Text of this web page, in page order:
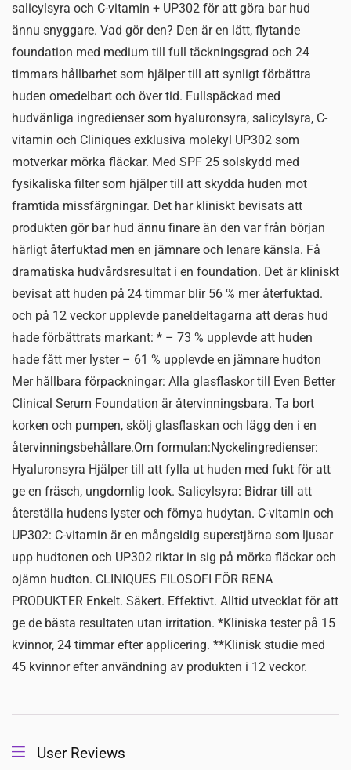
salicylsyra och C-vitamin + UP302 för att göra bar hud
ännu snyggare. Vad gör den? Den är en lätt, flytande
foundation med medium till full täckningsgrad och 24
timmars hållbarhet som hjälper till att synligt förbättra
huden omedelbart och över tid. Fullspäckad med
hudvänliga ingredienser som hyaluronsyra, salicylsyra, C-
vitamin och Cliniques exklusiva molekyl UP302 som
motverkar mörka fläckar. Med SPF 25 solskydd med
fysikaliska filter som hjälper till att skydda huden mot
framtida missfärgningar. Det har kliniskt bevisats att
produkten gör bar hud ännu finare än den var från början
härligt återfuktad men en jämnare och lenare känsla. Få
dramatiska hudvårdsresultat i en foundation. Det är kliniskt
bevisat att huden på 24 timmar blir 56 % mer återfuktad.
och på 12 veckor upplevde paneldeltagarna att deras hud
hade förbättrats markant: * – 73 % upplevde att huden
hade fått mer lyster – 61 % upplevde en jämnare hudton
Mer hållbara förpackningar: Alla glasflaskor till Even Better
Clinical Serum Foundation är återvinningsbara. Ta bort
korken och pumpen, skölj glasflaskan och lägg den i en
återvinningsbehållare.Om formulan:Nyckelingredienser:
Hyaluronsyra Hjälper till att fylla ut huden med fukt för att
ge en fräsch, ungdomlig look. Salicylsyra: Bidrar till att
återställa hudens lyster och förnya hudytan. C-vitamin och
UP302: C-vitamin är en mångsidig superstjärna som ljusar
upp hudtonen och UP302 riktar in sig på mörka fläckar och
ojämn hudton. CLINIQUES FILOSOFI FÖR RENA
PRODUKTER Enkelt. Säkert. Effektivt. Alltid utvecklat för att
ge de bästa resultaten utan irritation. *Kliniska tester på 15
kvinnor, 24 timmar efter applicering. **Klinisk studie med
45 kvinnor efter användning av produkten i 12 veckor.
User Reviews